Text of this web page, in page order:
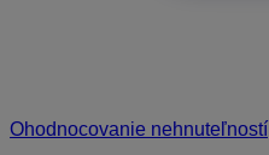
Ohodnocovanie nehnuteľností